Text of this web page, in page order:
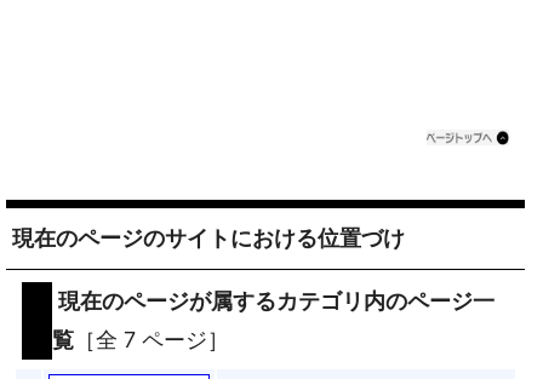
現在のページのサイトにおける位置づけ
現在のページが属するカテゴリ内のページ一
覧 ［全 7 ページ］